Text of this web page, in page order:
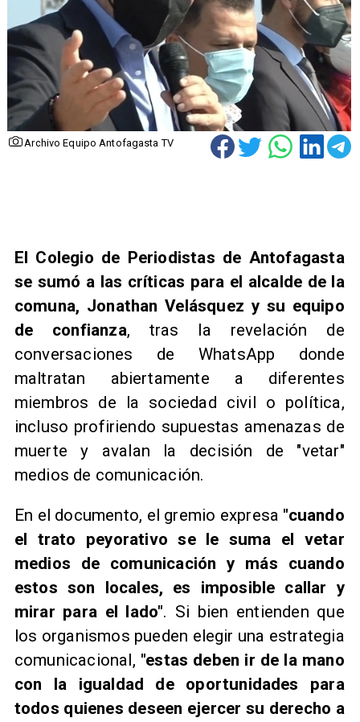
Archivo Equipo Antofagasta TV
El Colegio de Periodistas de Antofagasta
se sumó a las críticas para el alcalde de la
comuna, Jonathan Velásquez y su equipo
de confianza, tras la revelación de
conversaciones de WhatsApp donde
maltratan abiertamente a diferentes
miembros de la sociedad civil o política,
incluso profiriendo supuestas amenazas de
muerte y avalan la decisión de "vetar"
medios de comunicación.
En el documento, el gremio expresa "cuando
el trato peyorativo se le suma el vetar
medios de comunicación y más cuando
estos son locales, es imposible callar y
mirar para el lado". Si bien entienden que
los organismos pueden elegir una estrategia
comunicacional, "estas deben ir de la mano
con la igualdad de oportunidades para
todos quienes deseen ejercer su derecho a